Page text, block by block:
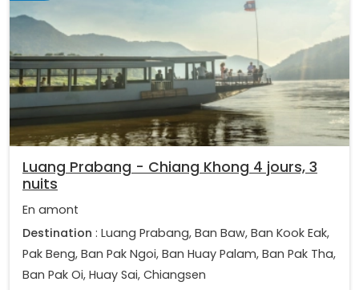
Luang Prabang - Chiang Khong 4 jours, 3
nuits
En amont
Destination : Luang Prabang, Ban Baw, Ban Kook Eak,
Pak Beng, Ban Pak Ngoi, Ban Huay Palam, Ban Pak Tha,
Ban Pak Oi, Huay Sai, Chiangsen